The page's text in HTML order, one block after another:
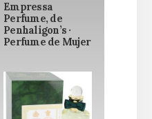
Empressa
Perfume, de
Penhaligon’s ·
Perfume de Mujer